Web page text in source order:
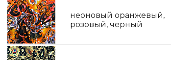
неоновый оранжевый,
розовый, черный